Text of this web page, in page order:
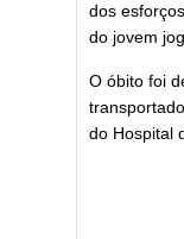
dos
do jovem
O óbito foi
do Hospital